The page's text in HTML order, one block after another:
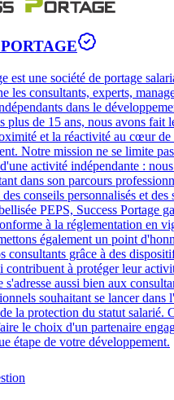
est une société de portage
les consultants, experts,
dans le
plus de 15 ans, nous avons fait
et la réactivité au cœur de
Notre mission ne se limite
activité indépendante :
dans son parcours
conseils personnalisés et des
PEPS, Success Portage
à la réglementation en
également un point
consultants grâce à des
contribuent à protéger leur
s'adresse aussi bien aux
souhaitant se lancer dans
la protection du statut salarié.
le choix d'un partenaire
étape de votre développement.